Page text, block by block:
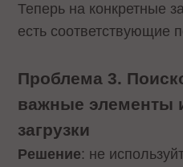
Теперь на конкретные
есть соответствующие
Проблема 3.
важные элементы
загрузки
Решение: не